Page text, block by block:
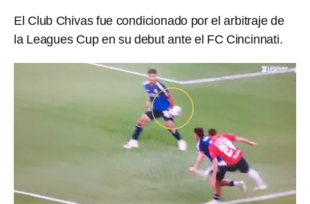
El Club Chivas fue condicionado por el arbitraje de
la Leagues Cup en su debut ante el FC Cincinnati.